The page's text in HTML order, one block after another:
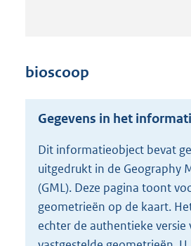
bioscoop
Gegevens in het
Dit informatieobject bevat
uitgedrukt in de Geography
(GML). Deze pagina toont
geometrieën op de kaart.
echter de authentieke versie